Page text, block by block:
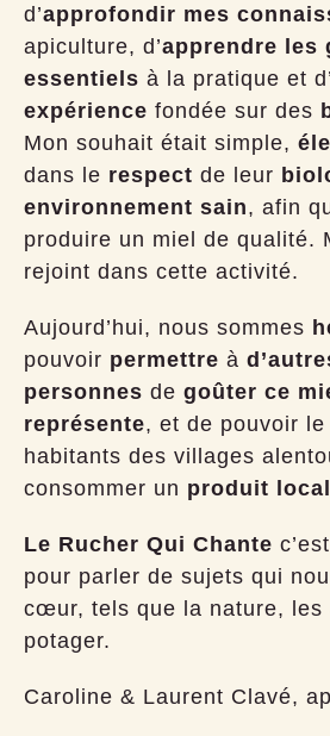
d’approfondir mes
apiculture, d’apprendre les
essentiels à la pratique et d’
expérience fondée sur des
Mon souhait était simple,
dans le respect de leur
environnement sain, afin
produire un miel de qualité.
rejoint dans cette activité.
Aujourd’hui, nous sommes
pouvoir permettre à
personnes de goûter ce
représente, et de pouvoir
habitants des villages
consommer un produit local
Le Rucher Qui Chante
pour parler de sujets qui
cœur, tels que la nature, les
potager.
Caroline & Laurent Clavé,